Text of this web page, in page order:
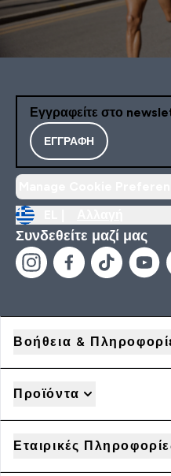
Εγγραφείτε στο
ΕΓΓΡΑΦΉ
Συνδεθείτε μαζί μας
Βοήθεια &
Προϊόντα
Εταιρικές